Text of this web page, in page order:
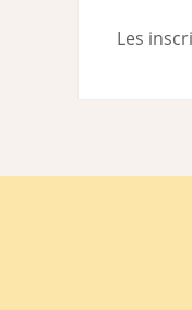
Les